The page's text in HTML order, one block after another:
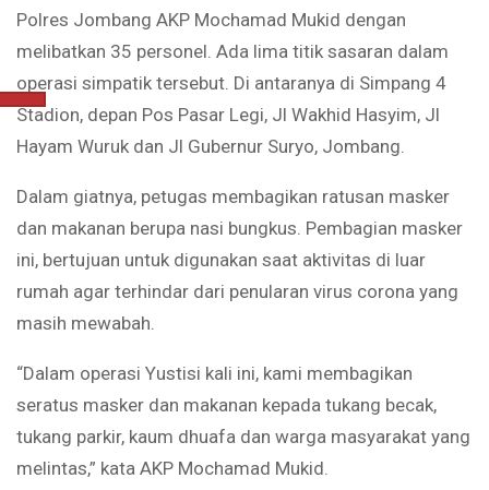
Polres Jombang AKP Mochamad Mukid dengan
melibatkan 35 personel. Ada lima titik sasaran dalam
operasi simpatik tersebut. Di antaranya di Simpang 4
Stadion, depan Pos Pasar Legi, Jl Wakhid Hasyim, Jl
Hayam Wuruk dan Jl Gubernur Suryo, Jombang.
Dalam giatnya, petugas membagikan ratusan masker
dan makanan berupa nasi bungkus. Pembagian masker
ini, bertujuan untuk digunakan saat aktivitas di luar
rumah agar terhindar dari penularan virus corona yang
masih mewabah.
“Dalam operasi Yustisi kali ini, kami membagikan
seratus masker dan makanan kepada tukang becak,
tukang parkir, kaum dhuafa dan warga masyarakat yang
melintas,” kata AKP Mochamad Mukid.